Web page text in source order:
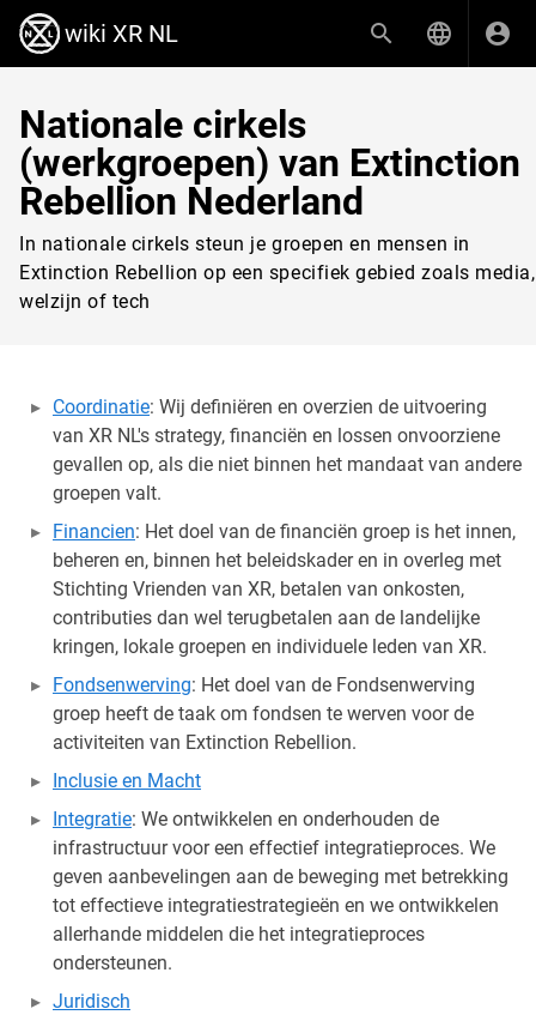
wiki XR NL
Nationale cirkels
(werkgroepen) van Extinction
Rebellion Nederland
In nationale cirkels steun je groepen en mensen in
Extinction Rebellion op een specifiek gebied zoals media,
welzijn of tech
Coordinatie: Wij definiëren en overzien de uitvoering
van XR NL's strategy, financiën en lossen onvoorziene
gevallen op, als die niet binnen het mandaat van andere
groepen valt.
Financien: Het doel van de financiën groep is het innen,
beheren en, binnen het beleidskader en in overleg met
Stichting Vrienden van XR, betalen van onkosten,
contributies dan wel terugbetalen aan de landelijke
kringen, lokale groepen en individuele leden van XR.
Fondsenwerving: Het doel van de Fondsenwerving
groep heeft de taak om fondsen te werven voor de
activiteiten van Extinction Rebellion.
Inclusie en Macht
Integratie: We ontwikkelen en onderhouden de
infrastructuur voor een effectief integratieproces. We
geven aanbevelingen aan de beweging met betrekking
tot effectieve integratiestrategieën en we ontwikkelen
allerhande middelen die het integratieproces
ondersteunen.
Juridisch